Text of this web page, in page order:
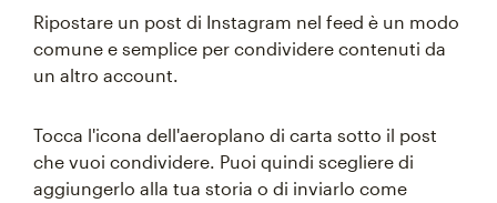
Ripostare un post di Instagram nel feed è un modo
comune e semplice per condividere contenuti da
un altro account.
Tocca l'icona dell'aeroplano di carta sotto il post
che vuoi condividere. Puoi quindi scegliere di
aggiungerlo alla tua storia o di inviarlo come